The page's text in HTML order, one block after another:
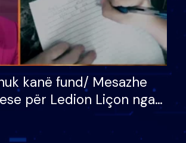
kanë fund/ Mesazhe
për Ledion Liçon nga
fëmijët e tij, moderatori
dot lotët: Nuk meritoj…